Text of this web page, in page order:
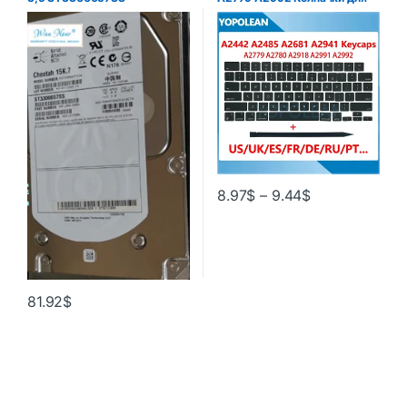
81.92$
клавиш для Macbook Pro Air
13 дюймов 14 дюймов 16
дюймов Крышка для ключей
США Великобритания
Испания Французский
русский 2021 2023
8.97$ – 9.44$